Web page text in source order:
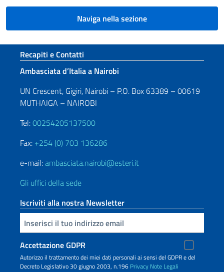
Naviga nella sezione
Sezione footer
Recapiti e Contatti
Ambasciata d’Italia a Nairobi
UN Crescent, Gigiri, Nairobi – P.O. Box 63389 – 00619
MUTHAIGA – NAIROBI
Tel:00254205137500
Fax: +254 (0) 703 136286
e-mail:ambasciata.nairobi@esteri.it
Gli uffici della sede
Iscriviti alla nostra Newsletter
Inserisci la tua email
Accettazione GDPR
Autorizzo il trattamento dei miei dati personali ai sensi del GDPR e del
Decreto Legislativo 30 giugno 2003, n.196 Privacy Note Legali